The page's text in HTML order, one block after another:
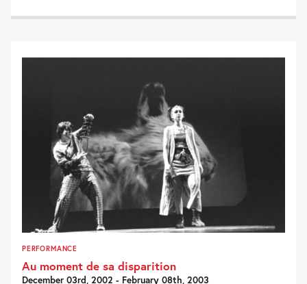
PERFORMANCE
Au moment de sa disparition
December 03rd, 2002 - February 08th, 2003